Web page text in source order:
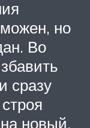
но
Во
сразу
новый.